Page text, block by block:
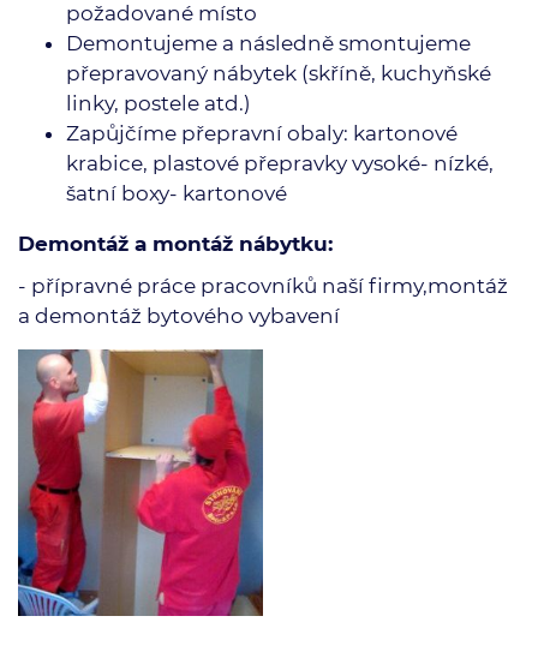
požadované místo
Demontujeme a následně smontujeme
přepravovaný nábytek (skříně, kuchyňské
linky, postele atd.)
Zapůjčíme přepravní obaly: kartonové
krabice, plastové přepravky vysoké- nízké,
šatní boxy- kartonové
Demontáž a montáž nábytku:
- přípravné práce pracovníků naší firmy,montáž
a demontáž bytového vybavení